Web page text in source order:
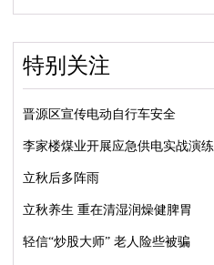
特别关注
晋源区宣传电动自行车安全
李家楼煤业开展应急供电实战演练
立秋后多阵雨
立秋养生 重在清湿润燥健脾胃
轻信“炒股大师” 老人险些被骗